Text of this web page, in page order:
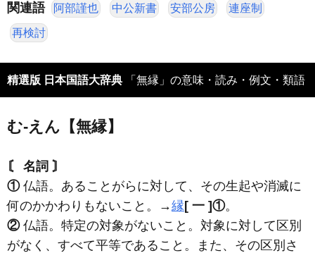
関連語 阿部謹也 中公新書 安部公房 連座制
再検討
精選版 日本国語大辞典 「無縁」の意味・読み・例文・類語
む‐えん【無縁】
〘 名詞 〙
①仏語。あることがらに対して、その生起や消滅に
何のかかわりもないこと。→縁 [ 一 ]①。
②仏語。特定の対象がないこと。対象に対して区別
がなく、すべて平等であること。また、その区別さ